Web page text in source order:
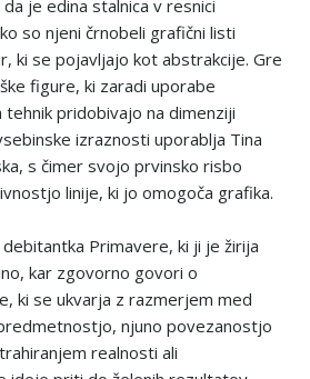
je edina stalnica v resnici
so njeni črnobeli grafični listi
ki se pojavljajo kot abstrakcije. Gre
figure, ki zaradi uporabe
tehnik pridobivajo na dimenziji
izraznosti uporablja Tina
s čimer svojo prvinsko risbo
linije, ki jo omogoča grafika.
Primavere, ki ji je žirija
kar zgovorno govori o
ki se ukvarja z razmerjem med
njuno povezanostjo
realnosti ali